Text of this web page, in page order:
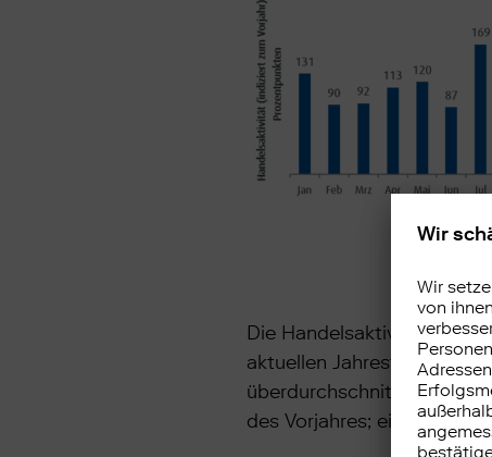
Die Handelsaktivität
aktuellen Jahrestrend im
überdurchschnittliche
des Vorjahres; ein Stand